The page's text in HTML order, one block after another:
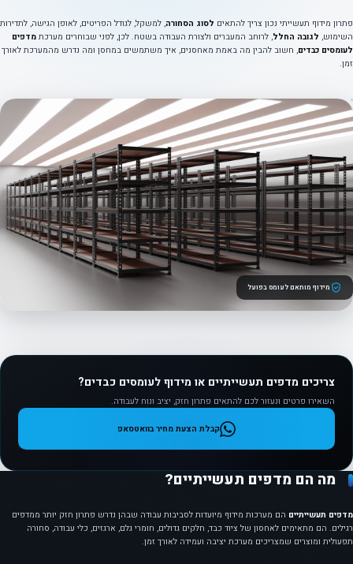
פתרון מידוף תעשייתי נכון צריך להתאים לסוג הסחורה, למשקל, לגודל הפריטים, לאופן הגישה, לתדירות
השימוש, לגובה החלל, לרוחב המעברים ולצורת העבודה בשטח. לכן, לפני שבוחרים מערכתמדפים
לעומסים כבדים, חשוב להבין מה באמת מאחסנים, איך משתמשים במחסן ומה נדרש מהמערכת לאורך
זמן.
מידוף מותאם לעומס בפועל
צריכים מדפים תעשייתיים או מידוף לעומסים כבדים?
השאירו פרטים ונעזור לכם להתאים פתרון חזק, יציב ונוח לעבודה.
קבלת הצעת מחיר בוואטסאפ
מה הם מדפים תעשייתיים?
מדפים תעשייתיים הם מערכות מידוף מיועדות לסביבות עבודה שבהן נדרש פתרון חזק יותר ממדפים
רגילים. הם מתאימים לאחסון של ציוד כבד, חלקים גדולים, חומרי גלם, ארגזים, כלי עבודה, סחורה
תפעולית ומוצרים שמצריכים מערכת יציבה ועמידה לאורך זמן.